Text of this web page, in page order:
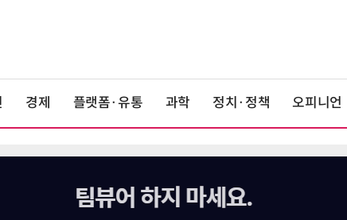
경제 플랫폼·유통 과학 정치·정책 오피니언